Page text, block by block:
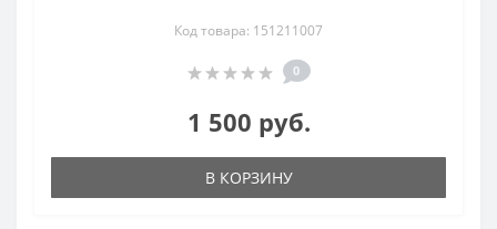
Код товара: 151211007
0
1 500 руб.
В КОРЗИНУ